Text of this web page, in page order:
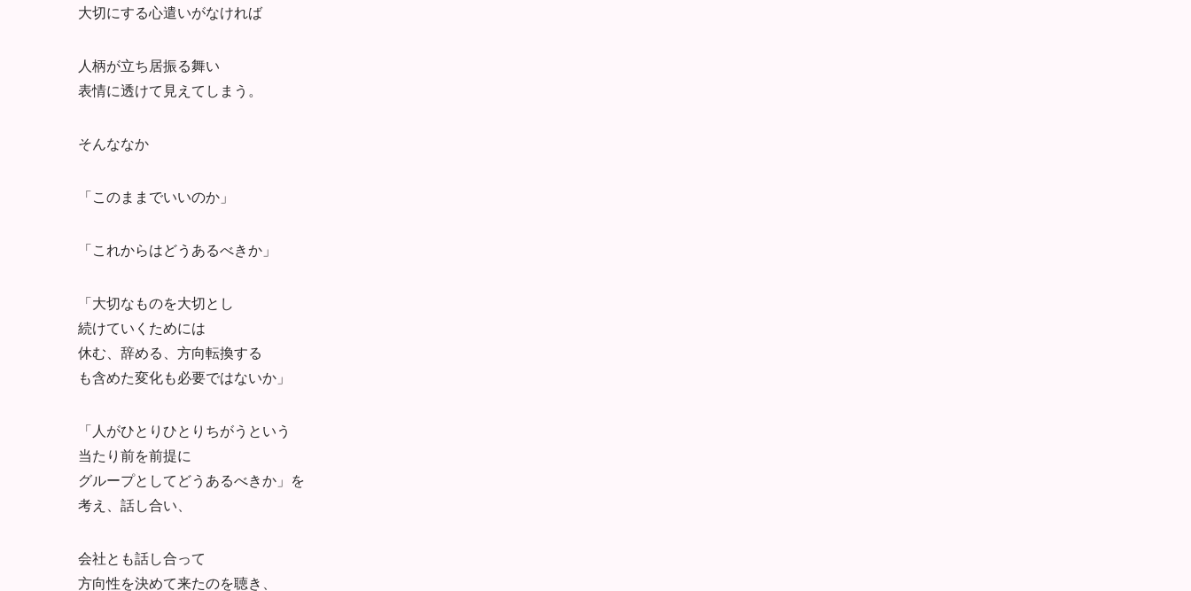
大切にする心遣いがなければ
人柄が立ち居振る舞い
表情に透けて見えてしまう。
そんななか
「このままでいいのか」
「これからはどうあるべきか」
「大切なものを大切とし
続けていくためには
休む、辞める、方向転換する
も含めた変化も必要ではないか」
「人がひとりひとりちがうという
当たり前を前提に
グループとしてどうあるべきか」を
考え、話し合い、
会社とも話し合って
方向性を決めて来たのを聴き、